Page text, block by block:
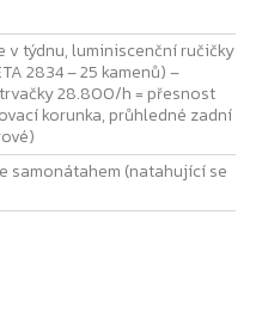
v týdnu, luminiscenční ručičky
2834 – 25 kamenů) –
28.800/h = přesnost
korunka, průhledné zadní
samonátahem (natahující se